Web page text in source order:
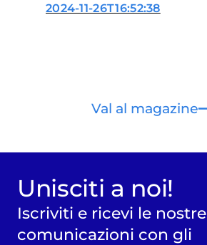
2024-11-26T16:52:38
Val al magazine
Unisciti a noi!
Iscriviti e ricevi le nostre
comunicazioni con gli